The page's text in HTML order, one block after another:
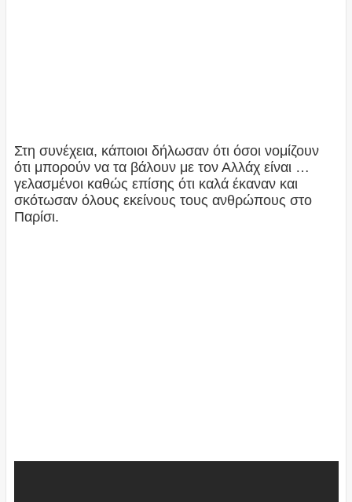
Στη συνέχεια, κάποιοι δήλωσαν ότι όσοι νομίζουν
ότι μπορούν να τα βάλουν με τον Αλλάχ είναι …
γελασμένοι καθώς επίσης ότι καλά έκαναν και
σκότωσαν όλους εκείνους τους ανθρώπους στο
Παρίσι.